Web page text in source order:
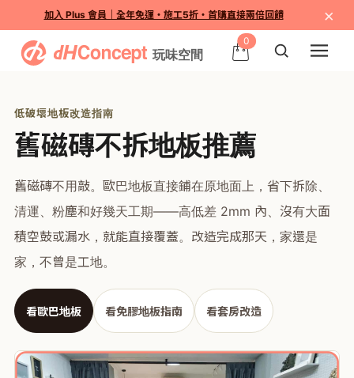
加入 Plus 會員｜全年免運・施工5折・首購直接兩倍回饋 ×
0
低破壞地板改造指南
舊磁磚不拆地板推薦
舊磁磚不用敲。歐巴地板直接鋪在原地面上，省下拆除、
清運、粉塵和好幾天工期——高低差 2mm 內、沒有大面
積空鼓或漏水，就能直接覆蓋。改造完成那天，家還是
家，不曾是工地。
看歐巴地板 看免膠地板指南 看套房改造